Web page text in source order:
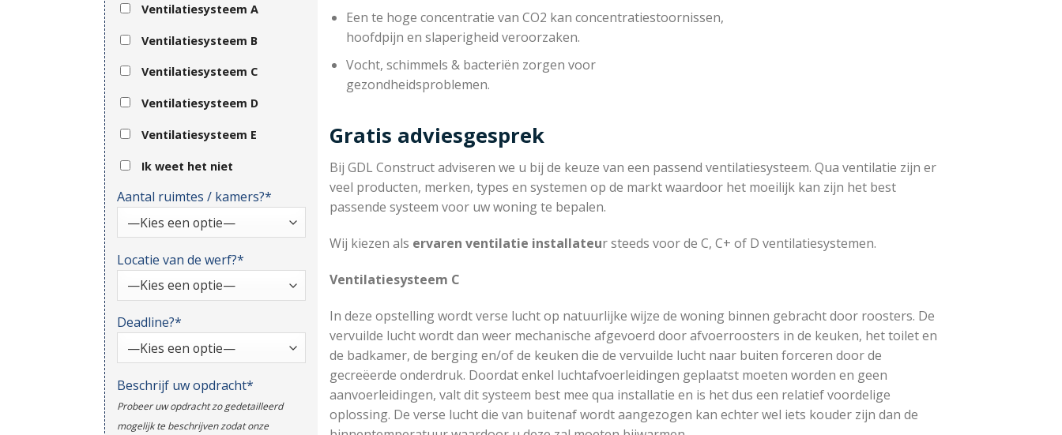
Ventilatiesysteem A
Ventilatiesysteem B
Ventilatiesysteem C
Ventilatiesysteem D
Ventilatiesysteem E
Ik weet het niet
Aantal ruimtes / kamers?*
Locatie van de werf?*
Deadline?*
Beschrijf uw opdracht*
Probeer uw opdracht zo gedetailleerd
mogelijk te beschrijven zodat onze
Een te hoge concentratie van CO2 kan concentratiestoornissen,
hoofdpijn en slaperigheid veroorzaken.
Vocht, schimmels & bacteriën zorgen voor
gezondheidsproblemen.
Gratis adviesgesprek
Bij GDL Construct adviseren we u bij de keuze van een passend ventilatiesysteem. Qua ventilatie zijn er
veel producten, merken, types en systemen op de markt waardoor het moeilijk kan zijn het best
passende systeem voor uw woning te bepalen.
Wij kiezen als ervaren ventilatie installateur steeds voor de C, C+ of D ventilatiesystemen.
Ventilatiesysteem C
In deze opstelling wordt verse lucht op natuurlijke wijze de woning binnen gebracht door roosters. De
vervuilde lucht wordt dan weer mechanische afgevoerd door afvoerroosters in de keuken, het toilet en
de badkamer, de berging en/of de keuken die de vervuilde lucht naar buiten forceren door de
gecreëerde onderdruk. Doordat enkel luchtafvoerleidingen geplaatst moeten worden en geen
aanvoerleidingen, valt dit systeem best mee qua installatie en is het dus een relatief voordelige
oplossing. De verse lucht die van buitenaf wordt aangezogen kan echter wel iets kouder zijn dan de